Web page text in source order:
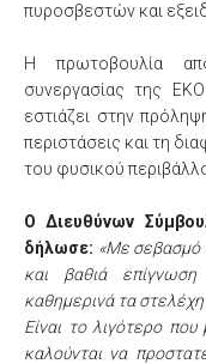
πυροσβεστών και
Η πρωτοβουλία
συνεργασίας της
εστιάζει στην
περιστάσεις και τη
του φυσικού
Ο Διευθύνων
δήλωσε: «Με σεβασμό
και βαθιά
καθημερινά τα
Είναι το λιγότερο
καλούνται να